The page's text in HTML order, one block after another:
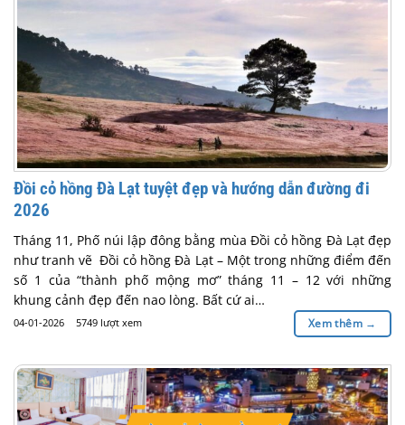
Đồi cỏ hồng Đà Lạt tuyệt đẹp và hướng dẫn đường đi
2026
Tháng 11, Phố núi lập đông bằng mùa Đồi cỏ hồng Đà Lạt đẹp
như tranh vẽ Đồi cỏ hồng Đà Lạt – Một trong những điểm đến
số 1 của “thành phố mộng mơ” tháng 11 – 12 với những
khung cảnh đẹp đến nao lòng. Bất cứ ai…
04-01-2026 5749 lượt xem Xem thêm →